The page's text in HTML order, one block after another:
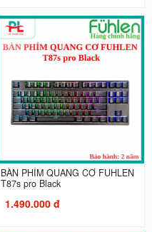
BÀN PHÍM QUANG CƠ FUHLEN
T87s pro Black
1.490.000 đ